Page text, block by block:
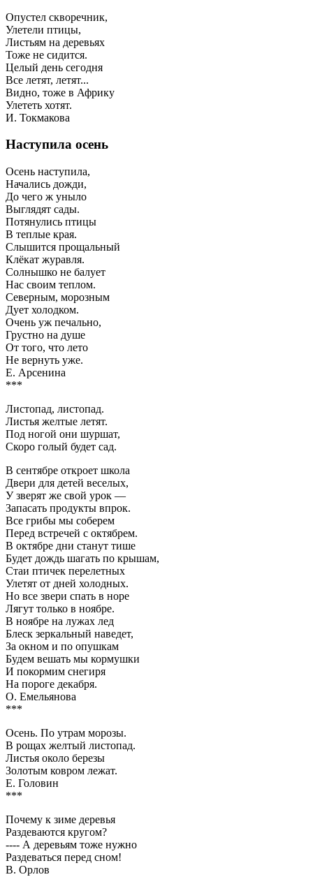
Опустел скворечник,
Улетели птицы,
Листьям на деревьях
Тоже не сидится.
Целый день сегодня
Все летят, летят...
Видно, тоже в Африку
Улететь хотят.
И. Токмакова
Наступила осень
Осень наступила,
Начались дожди,
До чего ж уныло
Выглядят сады.
Потянулись птицы
В теплые края.
Слышится прощальный
Клёкат журавля.
Солнышко не балует
Нас своим теплом.
Северным, морозным
Дует холодком.
Очень уж печально,
Грустно на душе
От того, что лето
Не вернуть уже.
Е. Арсенина
***
Листопад, листопад.
Листья желтые летят.
Под ногой они шуршат,
Скоро голый будет сад.
В сентябре откроет школа
Двери для детей веселых,
У зверят же свой урок —
Запасать продукты впрок.
Все грибы мы соберем
Перед встречей с октябрем.
В октябре дни станут тише
Будет дождь шагать по крышам,
Стаи птичек перелетных
Улетят от дней холодных.
Но все звери спать в норе
Лягут только в ноябре.
В ноябре на лужах лед
Блеск зеркальный наведет,
За окном и по опушкам
Будем вешать мы кормушки
И покормим снегиря
На пороге декабря.
О. Емельянова
***
Осень. По утрам морозы.
В рощах желтый листопад.
Листья около березы
Золотым ковром лежат.
Е. Головин
***
Почему к зиме деревья
Раздеваются кругом?
---- А деревьям тоже нужно
Раздеваться перед сном!
В. Орлов